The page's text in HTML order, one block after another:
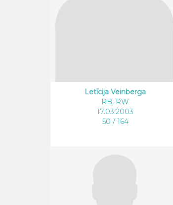
Letīcija Veinberga
RB, RW
17.03.2003
50 / 164